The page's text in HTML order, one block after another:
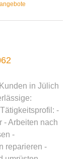
in Jülich
-
- Arbeiten nach
-
reparieren -